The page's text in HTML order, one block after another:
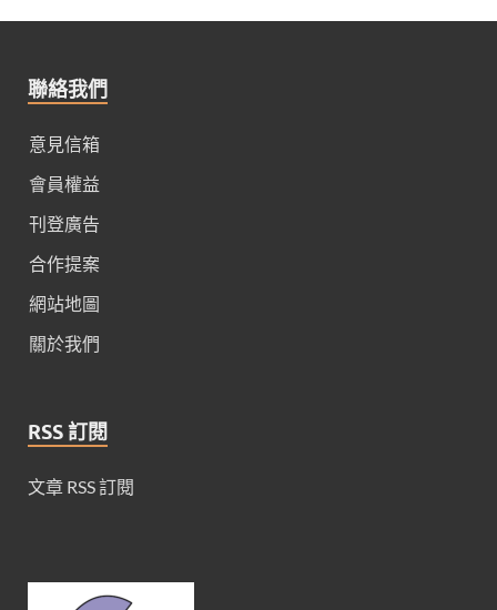
聯絡我們
意見信箱
會員權益
刊登廣告
合作提案
網站地圖
關於我們
RSS 訂閱
文章 RSS 訂閱